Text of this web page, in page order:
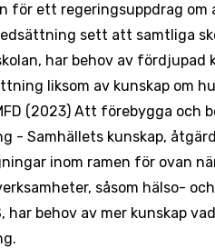
för ett regeringsuppdrag
sett att samtliga
har behov av fördjupad
liksom av kunskap om
(2023) Att förebygga och
- Samhällets kunskap,
inom ramen för ovan
såsom hälso-
har behov av mer kunskap